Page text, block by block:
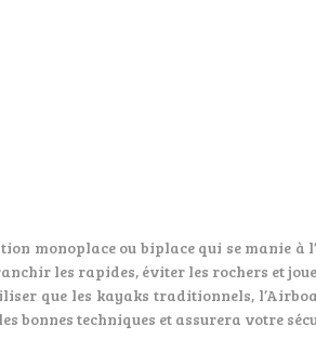
monoplace ou biplace qui se manie
les rapides, éviter les rochers et
que les kayaks traditionnels,
bonnes techniques et assurera votre